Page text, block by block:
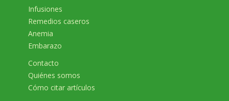
Infusiones
Remedios caseros
Anemia
Embarazo
Contacto
Quiénes somos
Cómo citar artículos